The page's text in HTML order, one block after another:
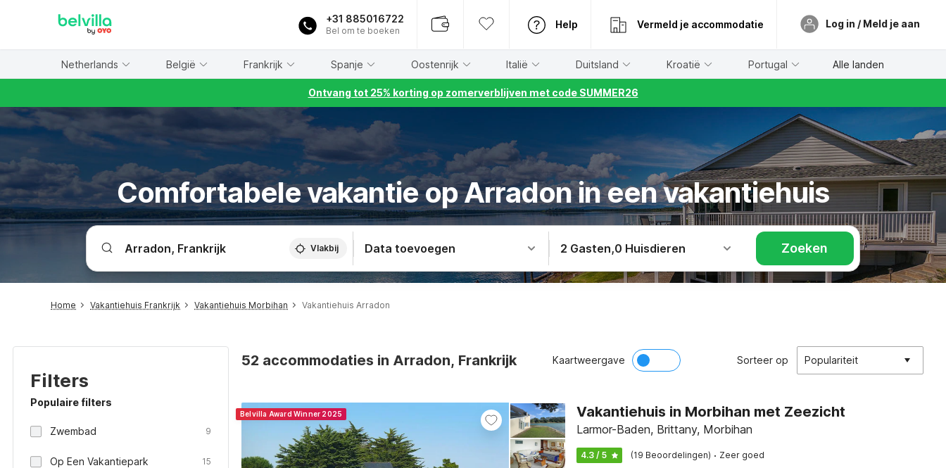
+31 885016722
Bel om te boeken
Help Vermeld je accommodatie Log in / Meld je aan
Netherlands België Frankrijk Spanje Oostenrijk Italië Duitsland Kroatië Portugal Alle landen
Ontvang tot 25% korting op zomerverblijven met code SUMMER26
Comfortabele vakantie op Arradon in een vakantiehuis
Vlakbij Data toevoegen 2 Gasten,0 Huisdieren Zoeken
Home Vakantiehuis Frankrijk Vakantiehuis Morbihan Vakantiehuis Arradon
Filters
Populaire filters
Zwembad 9
Op Een Vakantiepark 15
52 accommodaties in Arradon, Frankrijk Kaartweergave Sorteer op Populariteit
Belvilla Award Winner 2025 Vakantiehuis in Morbihan met Zeezicht
Larmor-Baden, Brittany, Morbihan
4.3 / 5 (19 Beoordelingen) · Zeer goed